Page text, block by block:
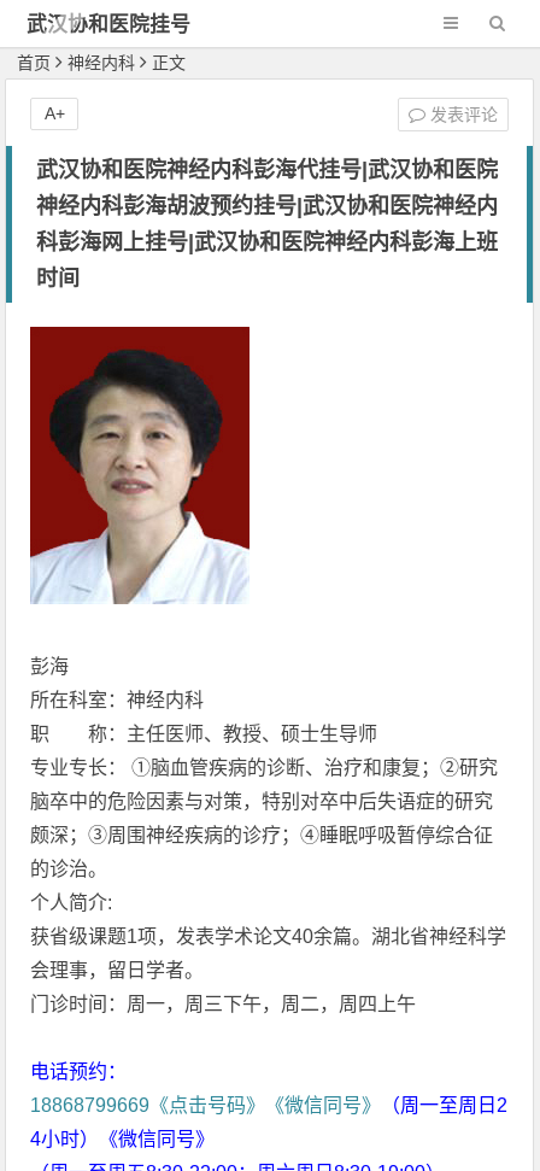
武汉协和医院挂号
网-新一代网2
首页 神经内科 正文
武汉协和医院神经内科彭海代挂号|武汉协和医院
神经内科彭海胡波预约挂号|武汉协和医院神经内
科彭海网上挂号|武汉协和医院神经内科彭海上班
时间
彭海
所在科室：神经内科
职 称：主任医师、教授、硕士生导师
专业专长： ①脑血管疾病的诊断、治疗和康复；②研究
脑卒中的危险因素与对策，特别对卒中后失语症的研究
颇深；③周围神经疾病的诊疗；④睡眠呼吸暂停综合征
的诊治。
个人简介:
获省级课题1项，发表学术论文40余篇。湖北省神经科学
会理事，留日学者。
门诊时间：周一，周三下午，周二，周四上午
电话预约：
18868799669《点击号码》《微信同号》
（周一至周日2
4小时）《微信同号》
发表评论
A+